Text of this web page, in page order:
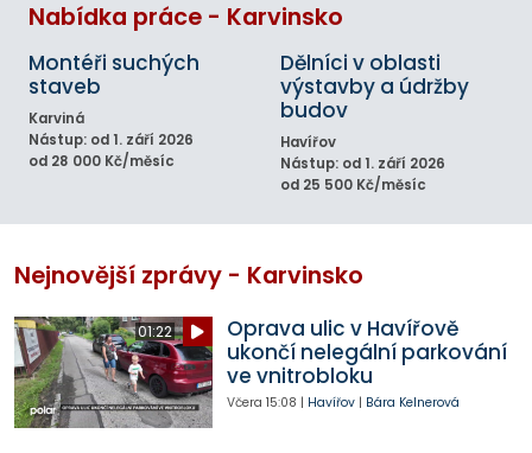
Nabídka práce - Karvinsko
Montéři suchých
staveb
Karviná
Nástup: od 1. září 2026
od 28 000 Kč/měsíc
Dělníci v oblasti
výstavby a údržby
budov
Havířov
Nástup: od 1. září 2026
od 25 500 Kč/měsíc
Nejnovější zprávy - Karvinsko
01:22
Oprava ulic v Havířově
ukončí nelegální parkování
ve vnitrobloku
Včera 15:08 | Havířov| Bára Kelnerová